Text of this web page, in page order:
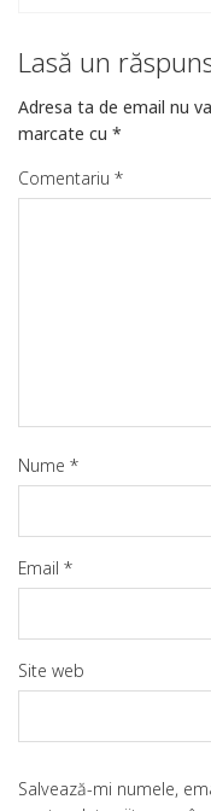
Lasă un
Adresa ta de email nu
marcate cu *
Comentariu *
Nume *
Email *
Site web
Salvează-mi numele,